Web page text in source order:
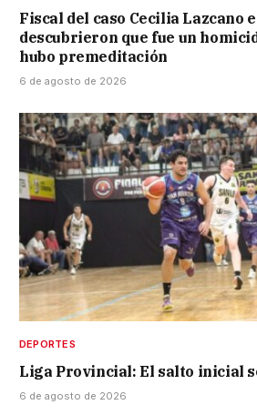
Fiscal del caso Cecilia Lazcano
descubrieron que fue un
hubo premeditación
6 de agosto de 2026
DEPORTES
Liga Provincial: El salto inicial
6 de agosto de 2026